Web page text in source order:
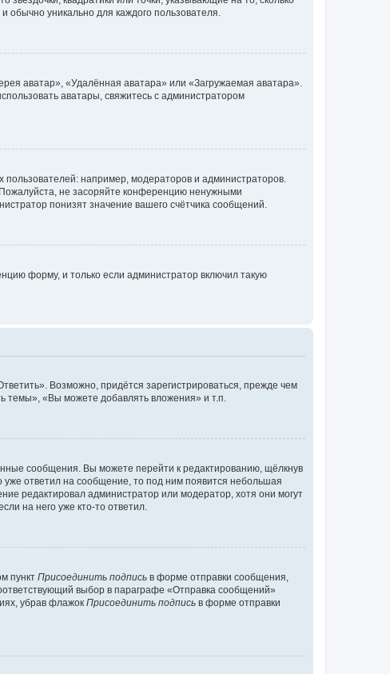
обычно уникально для каждого пользователя.
аватар», «Удалённая аватара» или «Загружаемая аватара».
аватары, свяжитесь с администратором
например, модераторов и администраторов.
не засоряйте конференцию ненужными
понизят значение вашего счётчика сообщений.
форму, и только если администратор включил такую
Возможно, придётся зарегистрироваться, прежде чем
темы», «Вы можете добавлять вложения» и т.п.
сообщения. Вы можете перейти к редактированию, щёлкнув
уже ответил на сообщение, то под ним появится небольшая
редактировал администратор или модератор, хотя они могут
на него уже кто-то ответил.
пункт Присоединить подпись в форме отправки сообщения,
выбор в параграфе «Отправка сообщений»
убрав флажок Присоединить подпись в форме отправки